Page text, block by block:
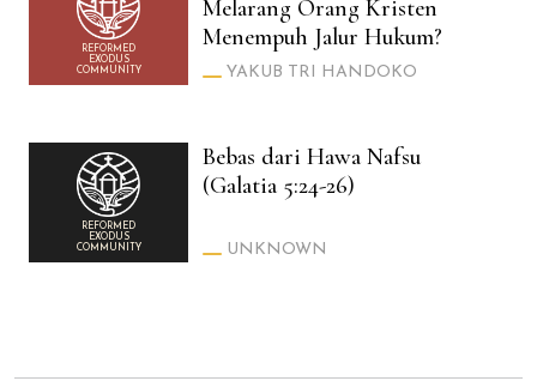
REFORMED
EXODUS
COMMUNITY
Melarang Orang Kristen
Menempuh Jalur Hukum?
YAKUB TRI HANDOKO
REFORMED
EXODUS
COMMUNITY
Bebas dari Hawa Nafsu
(Galatia 5:24-26)
UNKNOWN